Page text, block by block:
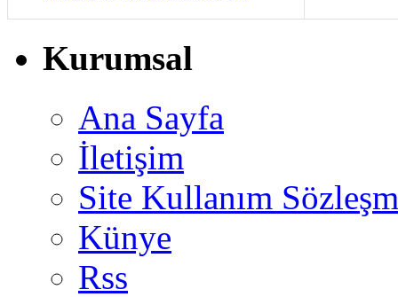
Kurumsal
Ana Sayfa
İletişim
Site Kullanım
Künye
Rss